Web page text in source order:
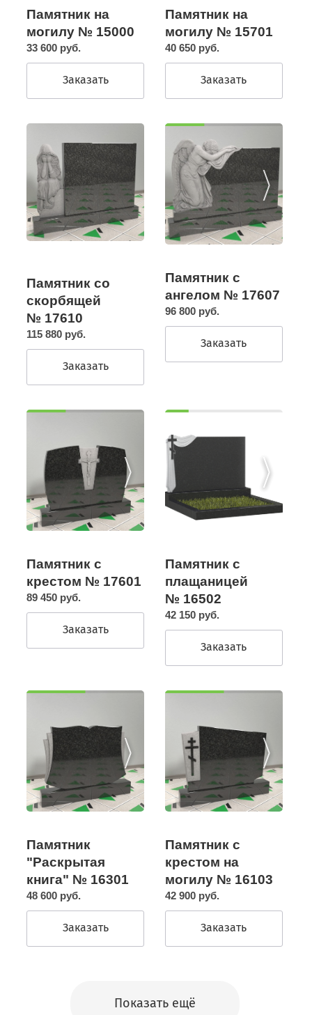
Памятник на
могилу № 15000
33 600 руб.
Заказать
Памятник на
могилу № 15701
40 650 руб.
Заказать
Памятник со
скорбящей
№ 17610
115 880 руб.
Заказать
Памятник с
ангелом № 17607
96 800 руб.
Заказать
Памятник с
крестом № 17601
89 450 руб.
Заказать
Памятник с
плащаницей
№ 16502
42 150 руб.
Заказать
Памятник
"Раскрытая
книга" № 16301
48 600 руб.
Заказать
Памятник с
крестом на
могилу № 16103
42 900 руб.
Заказать
Показать ещё